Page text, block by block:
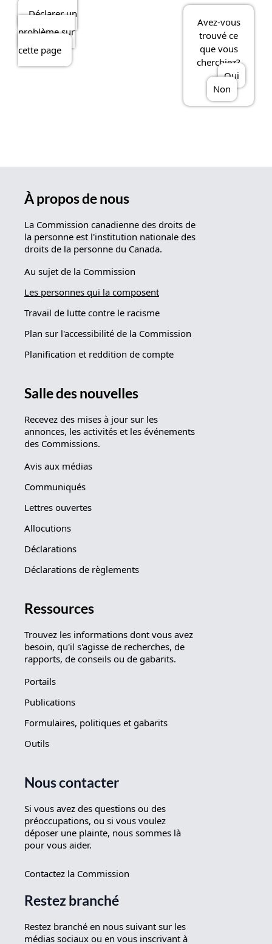
Déclarer un
problème sur
cette page
Avez-vous
trouvé ce
que vous
cherchiez?
Oui
Non
À propos de nous
La Commission canadienne des droits de
la personne est l'institution nationale des
droits de la personne du Canada.
Au sujet de la Commission
Les personnes qui la composent
Travail de lutte contre le racisme
Plan sur l'accessibilité de la Commission
Planification et reddition de compte
Salle des nouvelles
Recevez des mises à jour sur les
annonces, les activités et les événements
des Commissions.
Avis aux médias
Communiqués
Lettres ouvertes
Allocutions
Déclarations
Déclarations de règlements
Ressources
Trouvez les informations dont vous avez
besoin, qu'il s'agisse de recherches, de
rapports, de conseils ou de gabarits.
Portails
Publications
Formulaires, politiques et gabarits
Outils
Nous contacter
Si vous avez des questions ou des
préoccupations, ou si vous voulez
déposer une plainte, nous sommes là
pour vous aider.
Contactez la Commission
Restez branché
Restez branché en nous suivant sur les
médias sociaux ou en vous inscrivant à